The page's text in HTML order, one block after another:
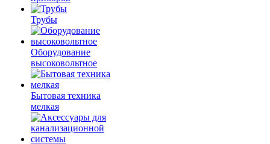
Трубы
Оборудование
высоковольтное
Бытовая техника
мелкая